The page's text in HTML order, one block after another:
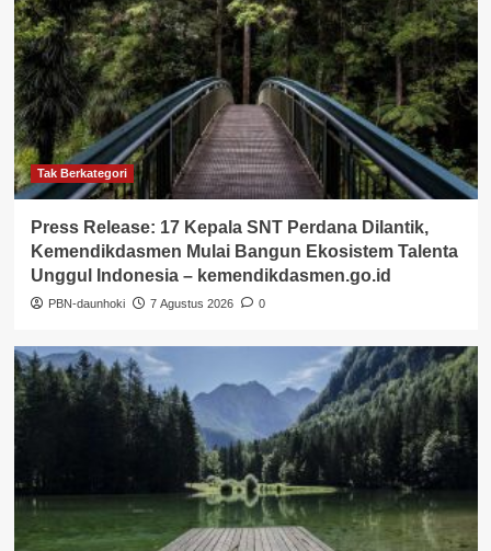
Tak Berkategori
Press Release: 17 Kepala SNT Perdana Dilantik,
Kemendikdasmen Mulai Bangun Ekosistem Talenta
Unggul Indonesia – kemendikdasmen.go.id
PBN-daunhoki 7 Agustus 2026 0